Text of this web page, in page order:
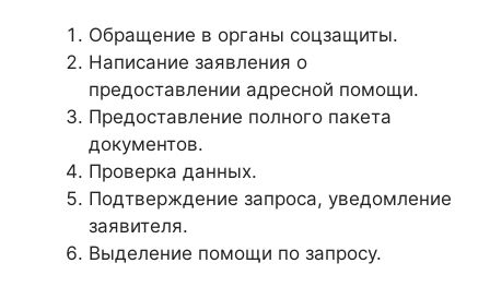
Обращение в органы соцзащиты.
Написание заявления о
предоставлении адресной помощи.
Предоставление полного пакета
документов.
Проверка данных.
Подтверждение запроса, уведомление
заявителя.
Выделение помощи по запросу.